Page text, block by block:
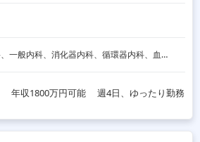
呼吸器内科、一般内科、消化器内科、循環器内科、血液内科、脳神経内科、内分泌内科、老人内科、一般外科、消化器外科、その他
年収1800万円可能 週4日、ゆったり勤務